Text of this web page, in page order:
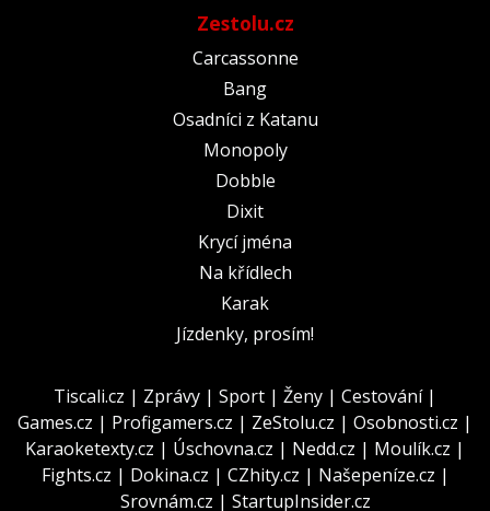
Zestolu.cz
Carcassonne
Bang
Osadníci z Katanu
Monopoly
Dobble
Dixit
Krycí jména
Na křídlech
Karak
Jízdenky, prosím!
Tiscali.cz | Zprávy | Sport | Ženy | Cestování|
Games.cz | Profigamers.cz | ZeStolu.cz | Osobnosti.cz |
Karaoketexty.cz | Úschovna.cz | Nedd.cz | Moulík.cz |
Fights.cz | Dokina.cz | CZhity.cz | Našepeníze.cz |
Srovnám.cz | StartupInsider.cz